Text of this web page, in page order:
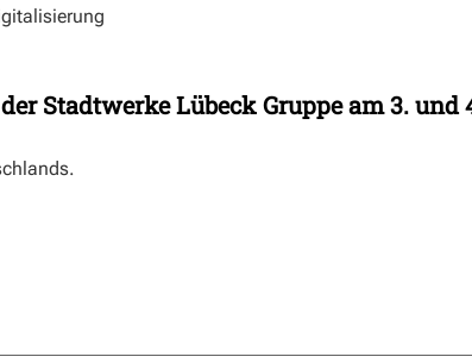
Stadtwerke Lübeck Gruppe am 3. und